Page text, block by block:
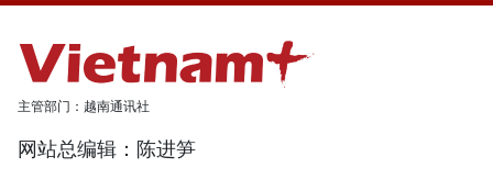
主管部门：越南通讯社
网站总编辑：陈进笋